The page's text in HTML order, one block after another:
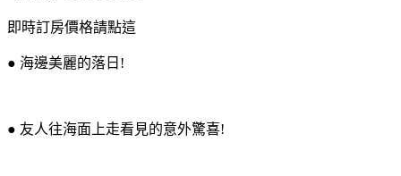
即時訂房價格請點這
● 海邊美麗的落日!
● 友人往海面上走看見的意外驚喜!